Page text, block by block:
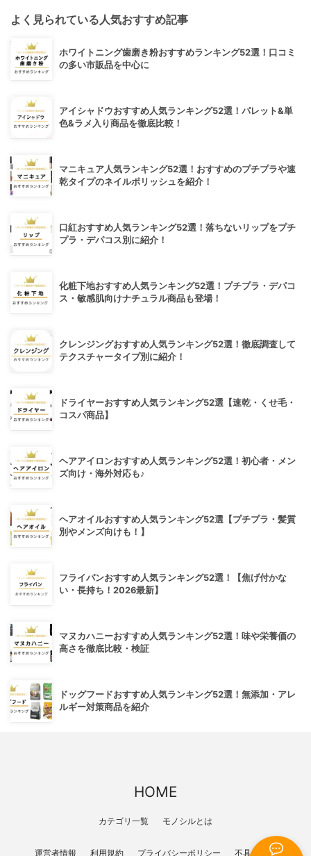
よく見られている人気おすすめ記事
ホワイトニング歯磨き粉おすすめランキング52選！口コミ
の多い市販品を中心に
アイシャドウおすすめ人気ランキング52選！パレット&単
色&ラメ入り商品を徹底比較！
マニキュア人気ランキング52選！おすすめのプチプラや速
乾タイプのネイルポリッシュを紹介！
口紅おすすめ人気ランキング52選！落ちないリップをプチ
プラ・デパコス別に紹介！
化粧下地おすすめ人気ランキング52選！プチプラ・デパコ
ス・敏感肌向けナチュラル商品も登場！
クレンジングおすすめ人気ランキング52選！徹底調査して
テクスチャータイプ別に紹介！
ドライヤーおすすめ人気ランキング52選【速乾・くせ毛・
コスパ商品】
ヘアアイロンおすすめ人気ランキング52選！初心者・メン
ズ向け・海外対応も♪
ヘアオイルおすすめ人気ランキング52選【プチプラ・髪質
別やメンズ向けも！】
フライパンおすすめ人気ランキング52選！【焦げ付かな
い・長持ち！2026最新】
マヌカハニーおすすめ人気ランキング52選！味や栄養価の
高さを徹底比較・検証
ドッグフードおすすめ人気ランキング52選！無添加・アレ
ルギー対策商品を紹介
HOME
カテゴリ一覧 モノシルとは
運営者情報 利用規約 プライバシーポリシー 不具合報告